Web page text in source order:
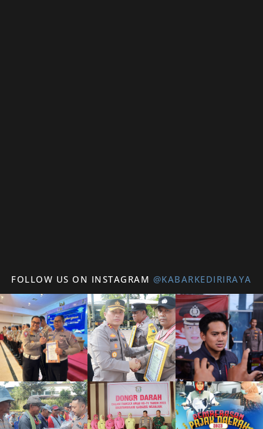
FOLLOW US ON INSTAGRAM @KABARKEDIRIRAYA